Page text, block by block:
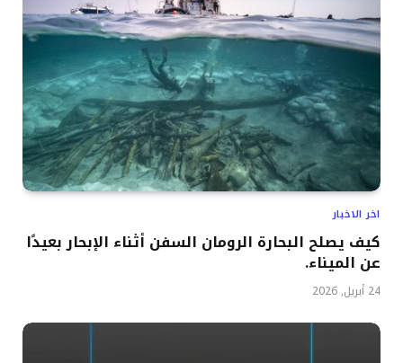
اخر الاخبار
كيف يصلح البحارة الرومان السفن أثناء الإبحار بعيدًا
عن الميناء.
24 أبريل, 2026